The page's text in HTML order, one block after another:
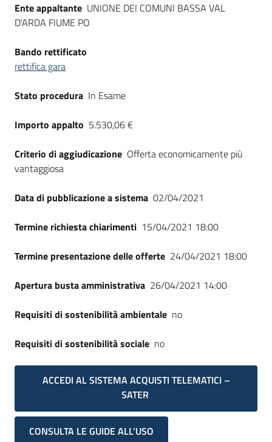
site
Seguici
su
Ente appaltante UNIONE DEI COMUNI BASSA VAL
D'ARDA FIUME PO
Bando rettificato
rettifica gara
Stato procedura In Esame
Importo appalto 5.530,06 €
Criterio di aggiudicazione Offerta economicamente più
vantaggiosa
Data di pubblicazione a sistema 02/04/2021
Termine richiesta chiarimenti 15/04/2021 18:00
Termine presentazione delle offerte 24/04/2021 18:00
Apertura busta amministrativa 26/04/2021 14:00
Requisiti di sostenibilità ambientale no
Requisiti di sostenibilità sociale no
ACCEDI AL SISTEMA ACQUISTI TELEMATICI –
SATER
CONSULTA LE GUIDE ALL'USO